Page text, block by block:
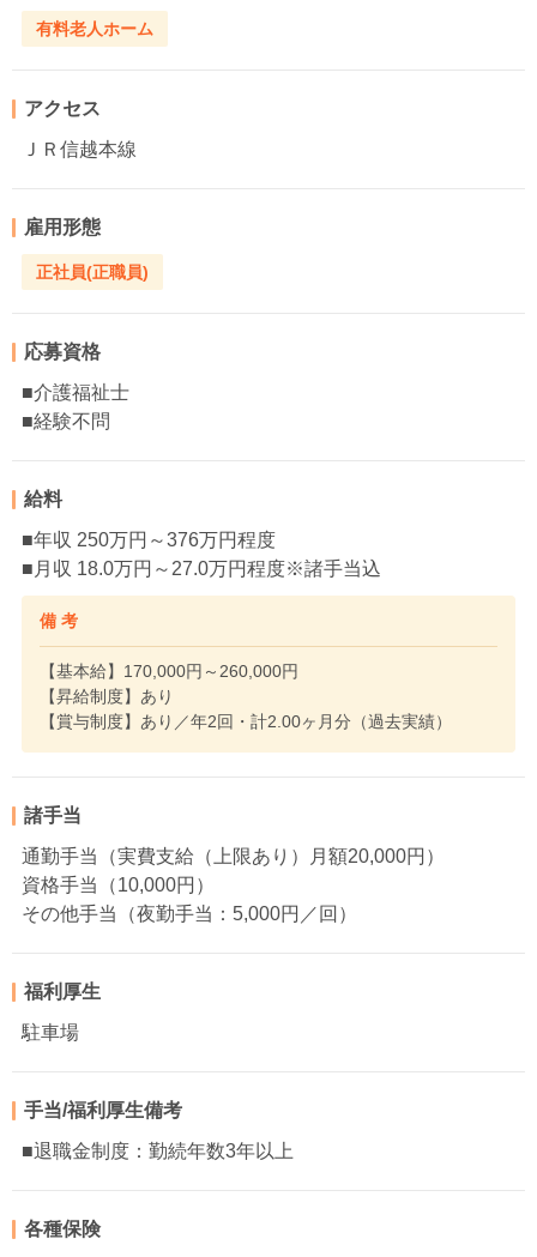
有料老人ホーム
アクセス
ＪＲ信越本線
雇用形態
正社員(正職員)
応募資格
■介護福祉士
■経験不問
給料
■年収 250万円～376万円程度
■月収 18.0万円～27.0万円程度※諸手当込
備 考
【基本給】170,000円～260,000円
【昇給制度】あり
【賞与制度】あり／年2回・計2.00ヶ月分（過去実績）
諸手当
通勤手当（実費支給（上限あり）月額20,000円）
資格手当（10,000円）
その他手当（夜勤手当：5,000円／回）
福利厚生
駐車場
手当/福利厚生備考
■退職金制度：勤続年数3年以上
各種保険